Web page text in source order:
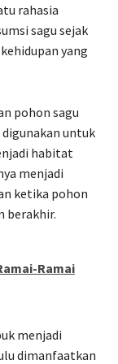
rahasia
sagu sejak
yang
pohon sagu
untuk
habitat
menjadi
ketika pohon
berakhir.
Ramai
menjadi
dimanfaatkan